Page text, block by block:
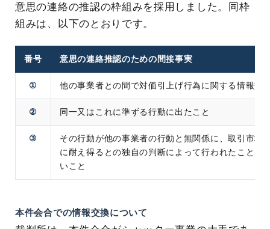
意思の連絡の推認の枠組みを採用しました。同枠
組みは、以下のとおりです。
番号 意思の連絡推認のための間接事実
① 他の事業者との間で対価引上げ行為に関する情報交
② 同一又はこれに準ずる行動に出たこと
③
その行動が他の事業者の行動と無関係に、取引市場
に耐え得るとの独自の判断によって行われたことを
いこと
本件会合での情報交換について